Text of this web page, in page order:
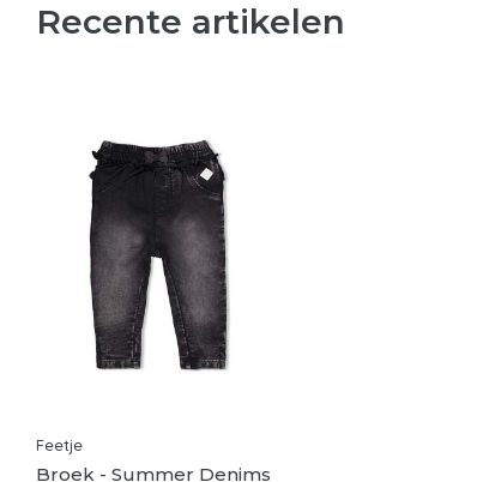
Recente artikelen
Feetje
Broek - Summer Denims